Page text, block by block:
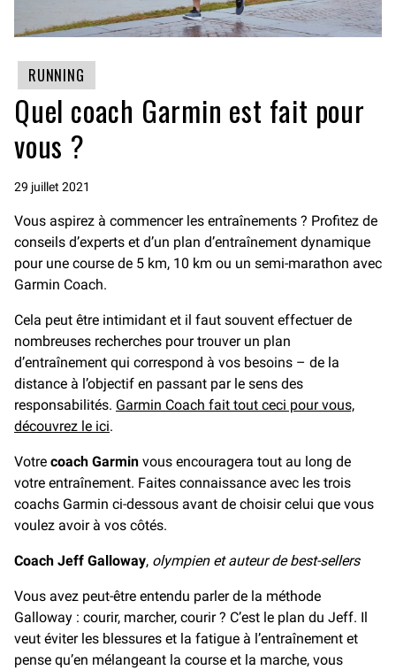
RUNNING
Quel coach Garmin est fait pour
vous ?
29 juillet 2021
Vous aspirez à commencer les entraînements ? Profitez de
conseils d’experts et d’un plan d’entraînement dynamique
pour une course de 5 km, 10 km ou un semi-marathon avec
Garmin Coach.
Cela peut être intimidant et il faut souvent effectuer de
nombreuses recherches pour trouver un plan
d’entraînement qui correspond à vos besoins – de la
distance à l’objectif en passant par le sens des
responsabilités. Garmin Coach fait tout ceci pour vous,
découvrez le ici.
Votre coach Garmin vous encouragera tout au long de
votre entraînement. Faites connaissance avec les trois
coachs Garmin ci-dessous avant de choisir celui que vous
voulez avoir à vos côtés.
Coach Jeff Galloway, olympien et auteur de best-sellers
Vous avez peut-être entendu parler de la méthode
Galloway : courir, marcher, courir ? C’est le plan du Jeff. Il
veut éviter les blessures et la fatigue à l’entraînement et
pense qu’en mélangeant la course et la marche, vous